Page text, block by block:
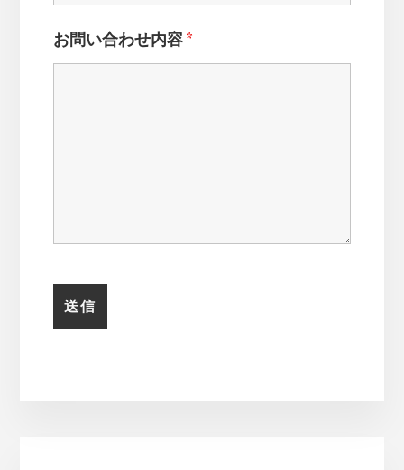
お問い合わせ内容 *